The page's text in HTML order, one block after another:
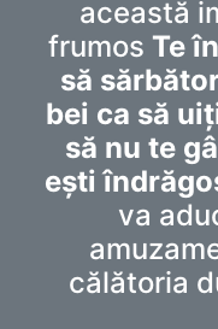
această
frumos Te
să
bei ca să
să nu te
ești
va
călătoria